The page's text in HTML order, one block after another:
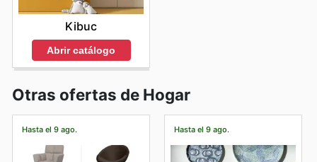
Kibuc
Abrir catálogo
Otras ofertas de Hogar
Hasta el 9 ago. Hasta el 9 ago.